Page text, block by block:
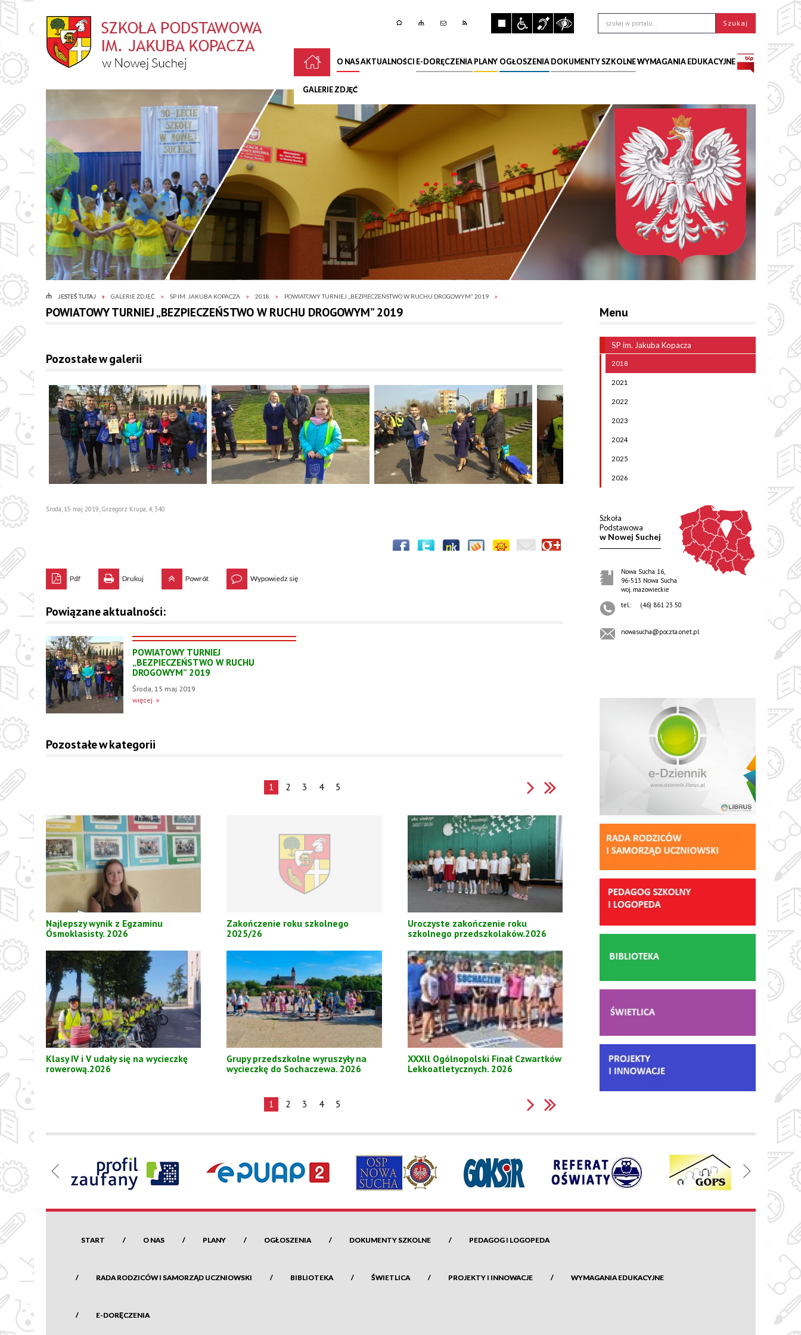
O NASAKTUALNOŚCI E-DORĘCZENIA PLANY OGŁOSZENIA DOKUMENTY SZKOLNEWYMAGANIA EDUKACYJNE
GALERIE ZDJĘĆ
JESTEŚ TUTAJ GALERIE ZDJĘĆ SP IM. JAKUBA KOPACZA 2018 POWIATOWY TURNIEJ „BEZPIECZEŃSTWO W RUCHU DROGOWYM” 2019
POWIATOWY TURNIEJ „BEZPIECZEŃSTWO W RUCHU DROGOWYM” 2019
Pozostałe w galerii
Środa, 15 maj 2019, Grzegorz Krupa,4, 340
Pdf Drukuj Powrót Wypowiedz się
Powiązane aktualności:
POWIATOWY TURNIEJ
„BEZPIECZEŃSTWO W RUCHU
DROGOWYM” 2019
Środa, 15 maj 2019
więcej
Pozostałe w kategorii
1 2 3 4 5
Najlepszy wynik z Egzaminu
Ósmoklasisty. 2026
Zakończenie roku szkolnego
2025/26
Uroczyste zakończenie roku
szkolnego przedszkolaków.2026
Klasy IV i V udały się na wycieczkę
rowerową.2026
Grupy przedszkolne wyruszyły na
wycieczkę do Sochaczewa. 2026
XXXll Ogólnopolski Finał Czwartków
Lekkoatletycznych. 2026
1 2 3 4 5
Menu
SP im. Jakuba Kopacza
2018
2021
2022
2023
2024
2025
2026
Szkoła
Podstawowa
w Nowej Suchej
Nowa Sucha 16,
96-513 Nowa Sucha
woj. mazowieckie
tel.:
(46) 861 23 50
nowasucha@poczta.onet.pl
START O NAS PLANY OGŁOSZENIA DOKUMENTY SZKOLNE PEDAGOG I LOGOPEDA
RADA RODZICÓW I SAMORZĄD UCZNIOWSKI BIBLIOTEKA ŚWIETLICA PROJEKTY I INNOWACJE WYMAGANIA EDUKACYJNE
E-DORĘCZENIA